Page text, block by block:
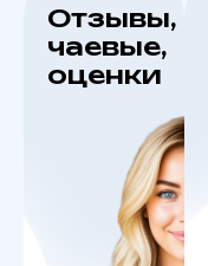
Отзывы,
чаевые,
оценки